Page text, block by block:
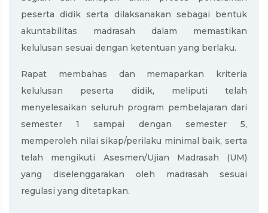
peserta didik serta dilaksanakan sebagai bentuk
akuntabilitas madrasah dalam memastikan
kelulusan sesuai dengan ketentuan yang berlaku.
Rapat membahas dan memaparkan kriteria
kelulusan peserta didik, meliputi telah
menyelesaikan seluruh program pembelajaran dari
semester 1 sampai dengan semester 5,
memperoleh nilai sikap/perilaku minimal baik, serta
telah mengikuti Asesmen/Ujian Madrasah (UM)
yang diselenggarakan oleh madrasah sesuai
regulasi yang ditetapkan.